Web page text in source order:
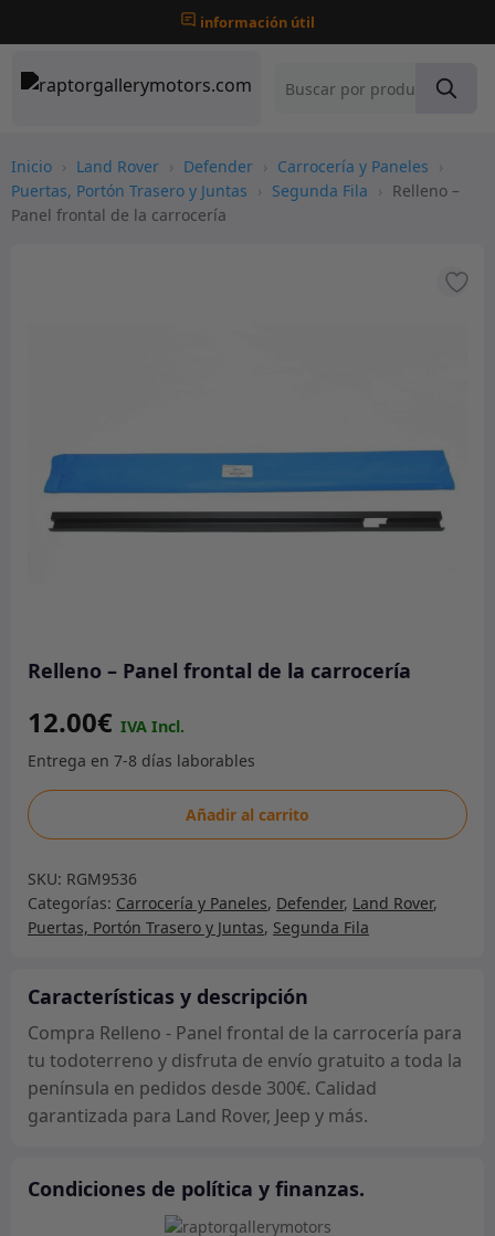
información útil
Inicio › Land Rover › Defender › Carrocería y Paneles ›
Puertas, Portón Trasero y Juntas › Segunda Fila › Relleno –
Panel frontal de la carrocería
Relleno – Panel frontal de la carrocería
12.00€
Relleno
-
frontal
de
la
cantidad
Añadir al carrito
SKU: RGM9536
Categorías: Carrocería y Paneles, Defender, Land Rover,
Puertas, Portón Trasero y Juntas, Segunda Fila
Características y descripción
Compra Relleno - Panel frontal de la carrocería para
tu todoterreno y disfruta de envío gratuito a toda la
península en pedidos desde 300€. Calidad
garantizada para Land Rover, Jeep y más.
Condiciones de política y finanzas.